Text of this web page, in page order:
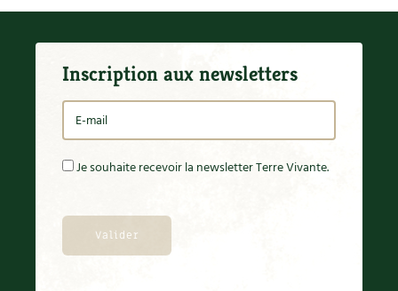
Inscription aux newsletters
Je souhaite recevoir la newsletter Terre Vivante.